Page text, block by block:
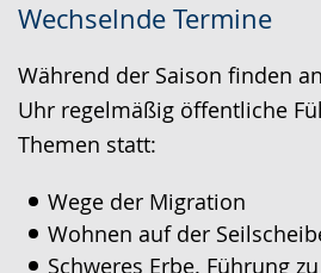
Wechselnde Termine
Leichten
Sprache
wechseln.
Audio-
Unterstützung.
Video
in
Deutscher
Gebärdensprache
angezeigt.
Während der Saison finden
Uhr regelmäßig öffentliche
Themen statt:
Wege der Migration
Wohnen auf der
Schweres Erbe. Führung